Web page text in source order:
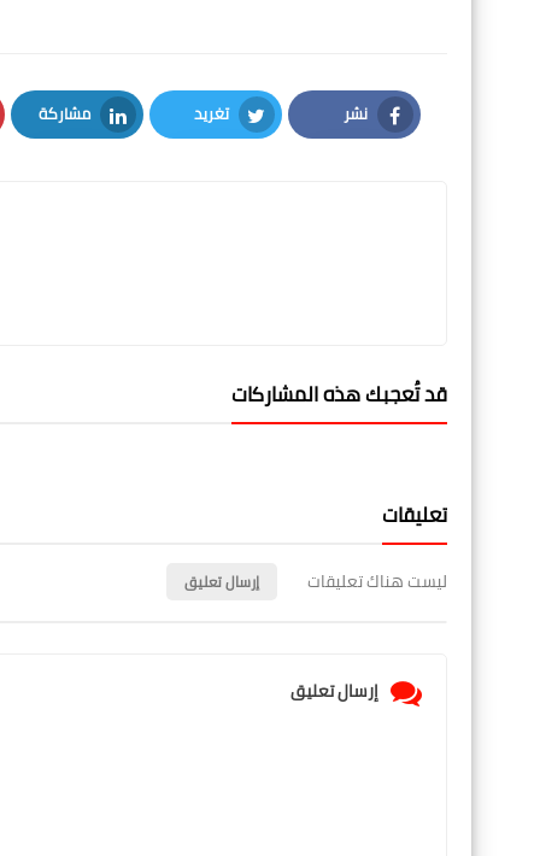
نشر
Facebook
تغريد
Twitter
مشاركة
LinkedIn
قد تُعجبك هذه المشاركات
تعليقات
ليست هناك تعليقات إرسال تعليق
إرسال تعليق